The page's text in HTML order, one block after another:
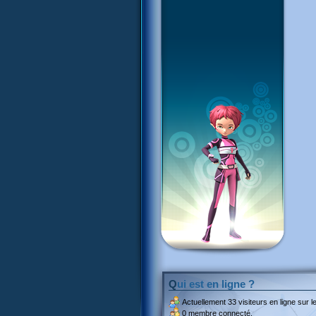
Qui est en ligne ?
Actuellement 33 visiteurs en ligne sur
0 membre connecté.